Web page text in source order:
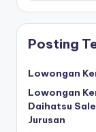
Posting
Lowongan
Lowongan
Daihatsu
Jurusan